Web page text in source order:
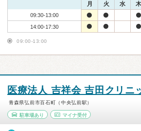
月 火 水 木
09:30-13:00
14:00-17:30
09:00-13:00
医療法人 吉祥会 吉田クリニ
青森県弘前市百石町（中央弘前駅）
駐車場あり マイナ受付